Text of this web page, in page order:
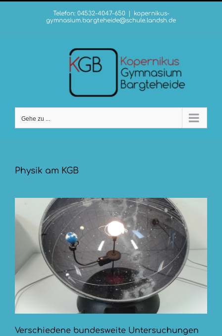
Telefon: 04532-4047-650
kopernikus-
gymnasium.bargteheide@schule.landsh.de
Gehe zu ...
Physik am KGB
Verschiedene bundesweite Untersuchungen